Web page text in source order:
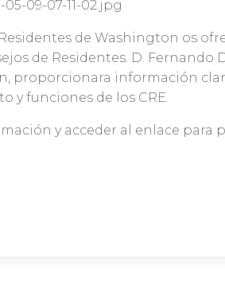
de Washington os
de Residentes. D. Fernando
proporcionara información
y funciones de los CRE.
y acceder al enlace para